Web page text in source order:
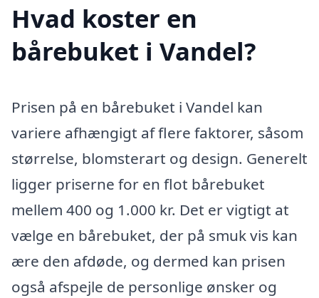
Hvad koster en
bårebuket i Vandel?
Prisen på en bårebuket i Vandel kan
variere afhængigt af flere faktorer, såsom
størrelse, blomsterart og design. Generelt
ligger priserne for en flot bårebuket
mellem 400 og 1.000 kr. Det er vigtigt at
vælge en bårebuket, der på smuk vis kan
ære den afdøde, og dermed kan prisen
også afspejle de personlige ønsker og